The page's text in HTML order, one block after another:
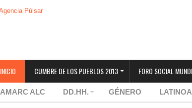
INICIO CUMBRE DE LOS PUEBLOS 2013 FORO SOCIAL
AMARC ALC DD.HH. GÉNERO